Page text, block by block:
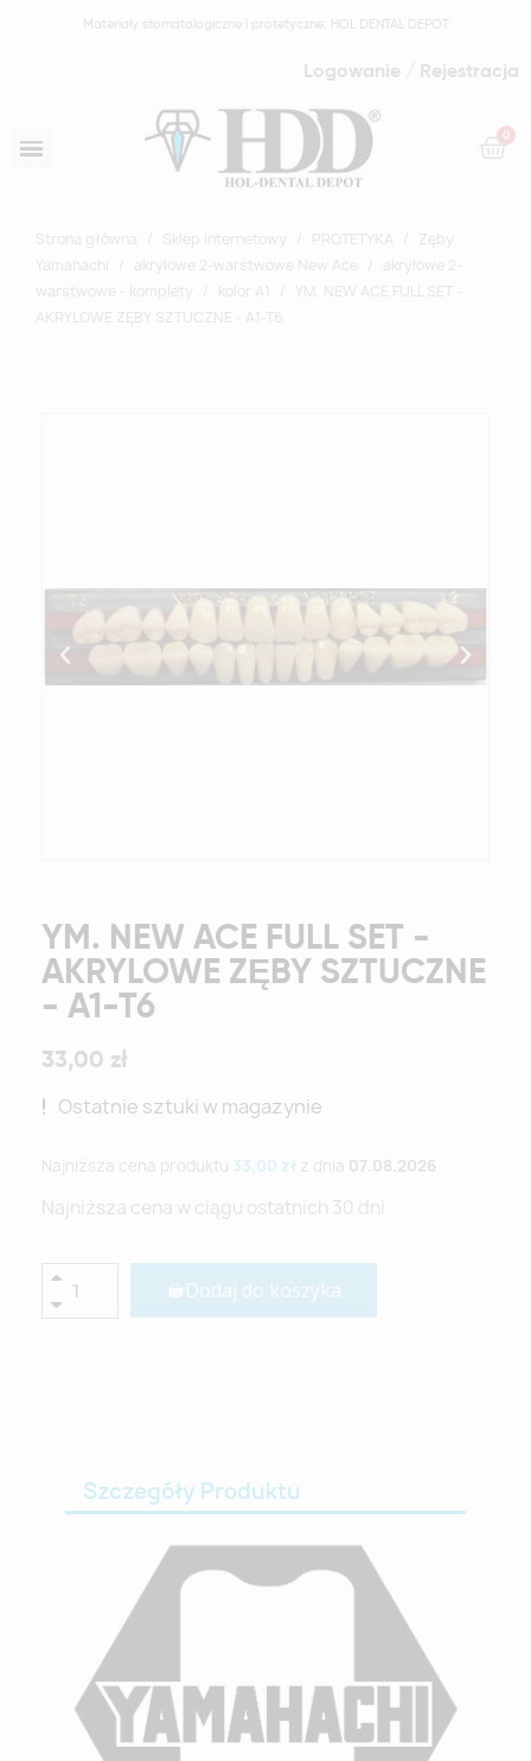
Materiały stomatologiczne i protetyczne: HOL DENTAL DEPOT
Logowanie / Rejestracja
Strona główna Sklep Internetowy PROTETYKA
Zęby
Yamahachi
akrylowe 2-warstwowe New Ace
akrylowe 2-
warstwowe - komplety
kolor A1
YM. NEW ACE FULL SET -
AKRYLOWE ZĘBY SZTUCZNE - A1-T6
YM. NEW ACE FULL SET -
AKRYLOWE ZĘBY SZTUCZNE
- A1-T6
33,00 zł
Ostatnie sztuki w magazynie
Najniższa cena produktu 33,00 zł z dnia 07.08.2026
Najniższa cena w ciągu ostatnich 30 dni
Dodaj do koszyka
Szczegóły Produktu